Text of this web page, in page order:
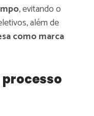
, evitando o
além de
como marca